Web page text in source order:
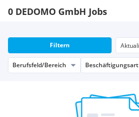
0 DEDOMO GmbH Jobs
Filtern
Berufsfeld/Bereich Beschäftigungsart